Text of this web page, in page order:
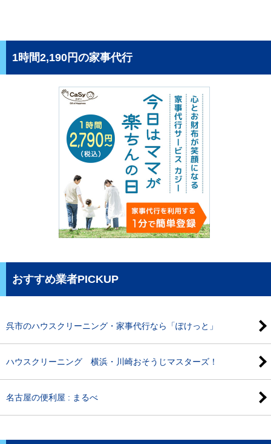
1時間2,190円の家事代行
おすすめ業者PICKUP
呉市のハウスクリーニング・家事代行なら「ぽけっと」
ハウスクリーニング 横浜・川崎おそうじマスターズ！
名古屋の便利屋 : まるべ